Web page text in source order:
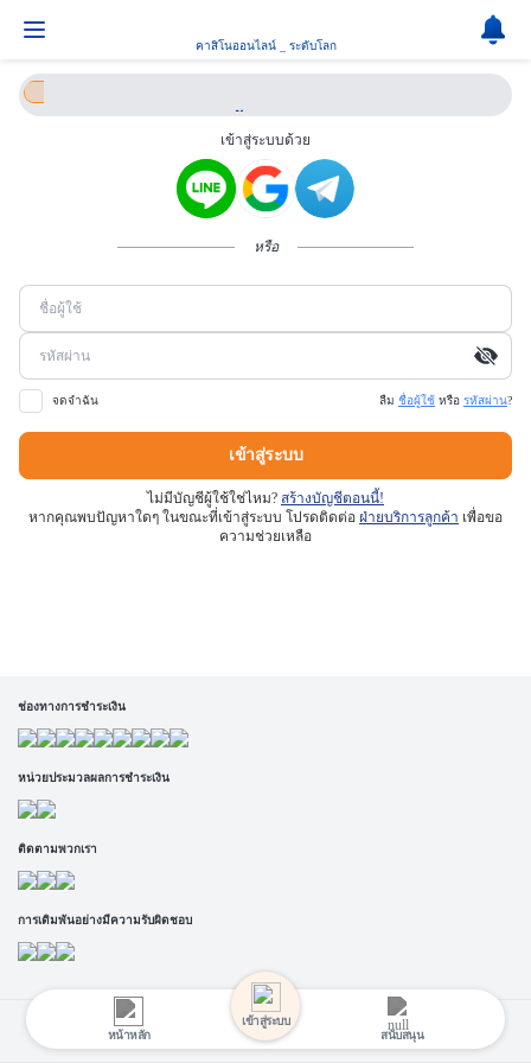
คาสิโนออนไลน์ _ ระดับโลก
เข้าสู่ระบบ
ลงทะเบียน
เข้าสู่ระบบด้วย
หรือ
จดจำฉัน ลืม ชื่อผู้ใช้ หรือ รหัสผ่าน?
เข้าสู่ระบบ
ไม่มีบัญชีผู้ใช้ใช่ไหม? สร้างบัญชีตอนนี้!
หากคุณพบปัญหาใดๆ ในขณะที่เข้าสู่ระบบ โปรดติดต่อ ฝ่ายบริการลูกค้า เพื่อขอ
ความช่วยเหลือ
ช่องทางการชำระเงิน
หน่วยประมวลผลการชำระเงิน
ติดตามพวกเรา
การเดิมพันอย่างมีความรับผิดชอบ
Copyright @ 2025 MB8. All rights reserved.
หน้าหลัก
เข้าสู่ระบบ
สนับสนุน